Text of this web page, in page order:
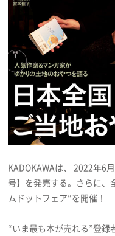
Emo!miuとは？
免責事項
プライバシーポリシー
利用規約
お問い合わせ
KADOKAWAは、 2022年6
号】を発売する。さらに、
ムドットフェア”を開催！
“いま最も本が売れる”登